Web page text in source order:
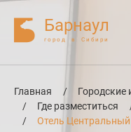
Барнаул
город в Сибири
Главная
/ Городские
/
Где разместиться
/
Отель Центральный